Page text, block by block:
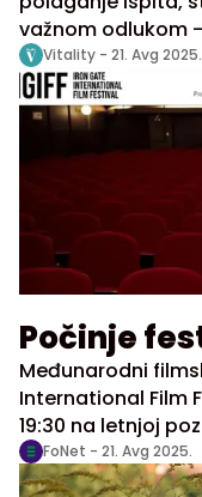
važnom odlukom
uče ili da sebi
Vitality - 21. Avg 2025.
Počinje
Međunarodni
International Film
19:30 na letnjoj
Kladovu,
Serbia.
FoNet - 21. Avg 2025.